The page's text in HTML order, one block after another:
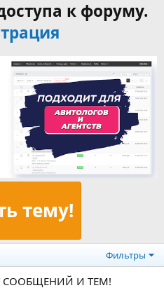
к форуму.
тему!
Фильтры
СООБЩЕНИЙ И ТЕМ!